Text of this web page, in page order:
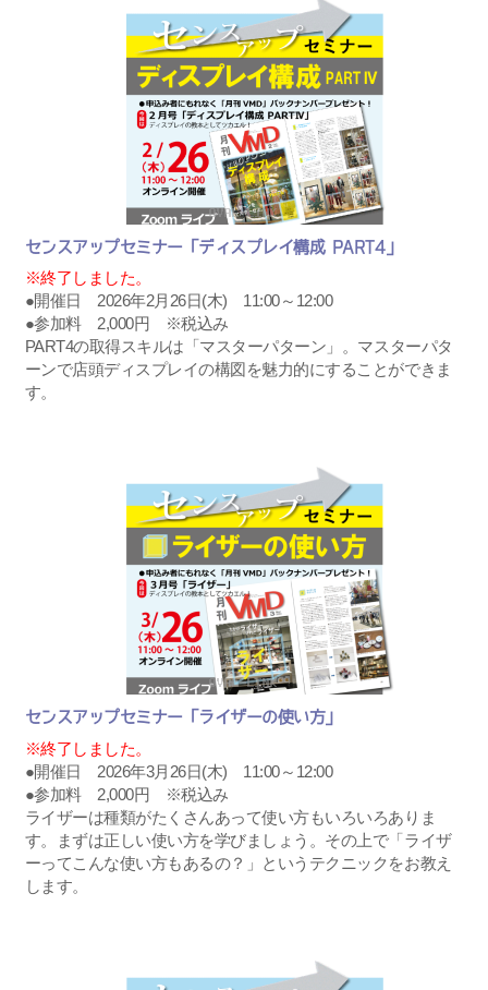
センスアップセミナー「ディスプレイ構成 PART4」
※終了しました。
●開催日 2026年2月26日(木) 11:00～12:00
●参加料 2,000円 ※税込み
PART4の取得スキルは「マスターパターン」。マスターパタ
ーンで店頭ディスプレイの構図を魅力的にすることができま
す。
センスアップセミナー「ライザーの使い方」
※終了しました。
●開催日 2026年3月26日(木) 11:00～12:00
●参加料 2,000円 ※税込み
ライザーは種類がたくさんあって使い方もいろいろありま
す。まずは正しい使い方を学びましょう。その上で「ライザ
ーってこんな使い方もあるの？」というテクニックをお教え
します。